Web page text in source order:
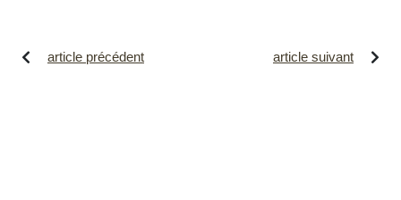
article précédent article suivant